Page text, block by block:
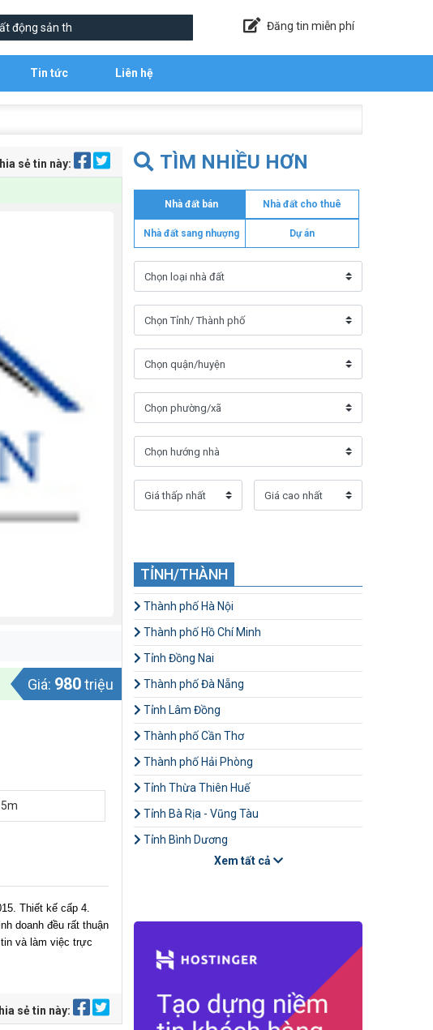
Đăng tin miễn phí
Tin tức Liên hệ
sẻ tin này:
Giá: 980triệu
5m
Thiết kế cấp 4.
doanh đều rất thuận
và làm việc trực
sẻ tin này:
TÌM NHIỀU HƠN
Nhà đất bán Nhà đất cho thuê
Nhà đất sang nhượng Dự án
TỈNH/THÀNH
Thành phố Hà Nội
Thành phố Hồ Chí Minh
Tỉnh Đồng Nai
Thành phố Đà Nẵng
Tỉnh Lâm Đồng
Thành phố Cần Thơ
Thành phố Hải Phòng
Tỉnh Thừa Thiên Huế
Tỉnh Bà Rịa - Vũng Tàu
Tỉnh Bình Dương
Xem tất cả